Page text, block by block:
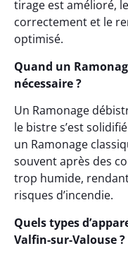
tirage est amélioré,
correctement et le
optimisé.
Quand un
nécessaire ?
Un Ramonage
le bistre s’est
un Ramonage
souvent après des
trop humide,
risques d’incendie.
Quels types
Valfin-sur-Valouse ?